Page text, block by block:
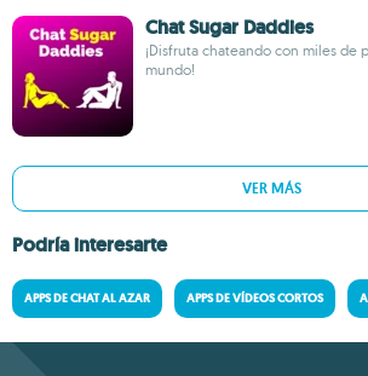
Chat Sugar Daddies
¡Disfruta chateando con miles de
mundo!
VER MÁS
Podría interesarte
APPS DE CHAT AL AZAR APPS DE VÍDEOS CORTOS